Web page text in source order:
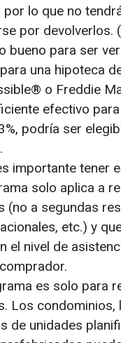
por lo que no
por devolverlos.
bueno para ser
una hipoteca
o Freddie
efectivo
podría ser
importante tener
solo aplica a
(no a segundas
etc.) y
el nivel de
es solo para
Los condominios,
de unidades